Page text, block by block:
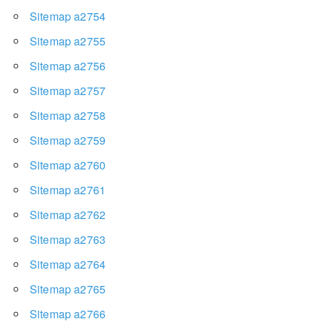
Sitemap a2754
Sitemap a2755
Sitemap a2756
Sitemap a2757
Sitemap a2758
Sitemap a2759
Sitemap a2760
Sitemap a2761
Sitemap a2762
Sitemap a2763
Sitemap a2764
Sitemap a2765
Sitemap a2766